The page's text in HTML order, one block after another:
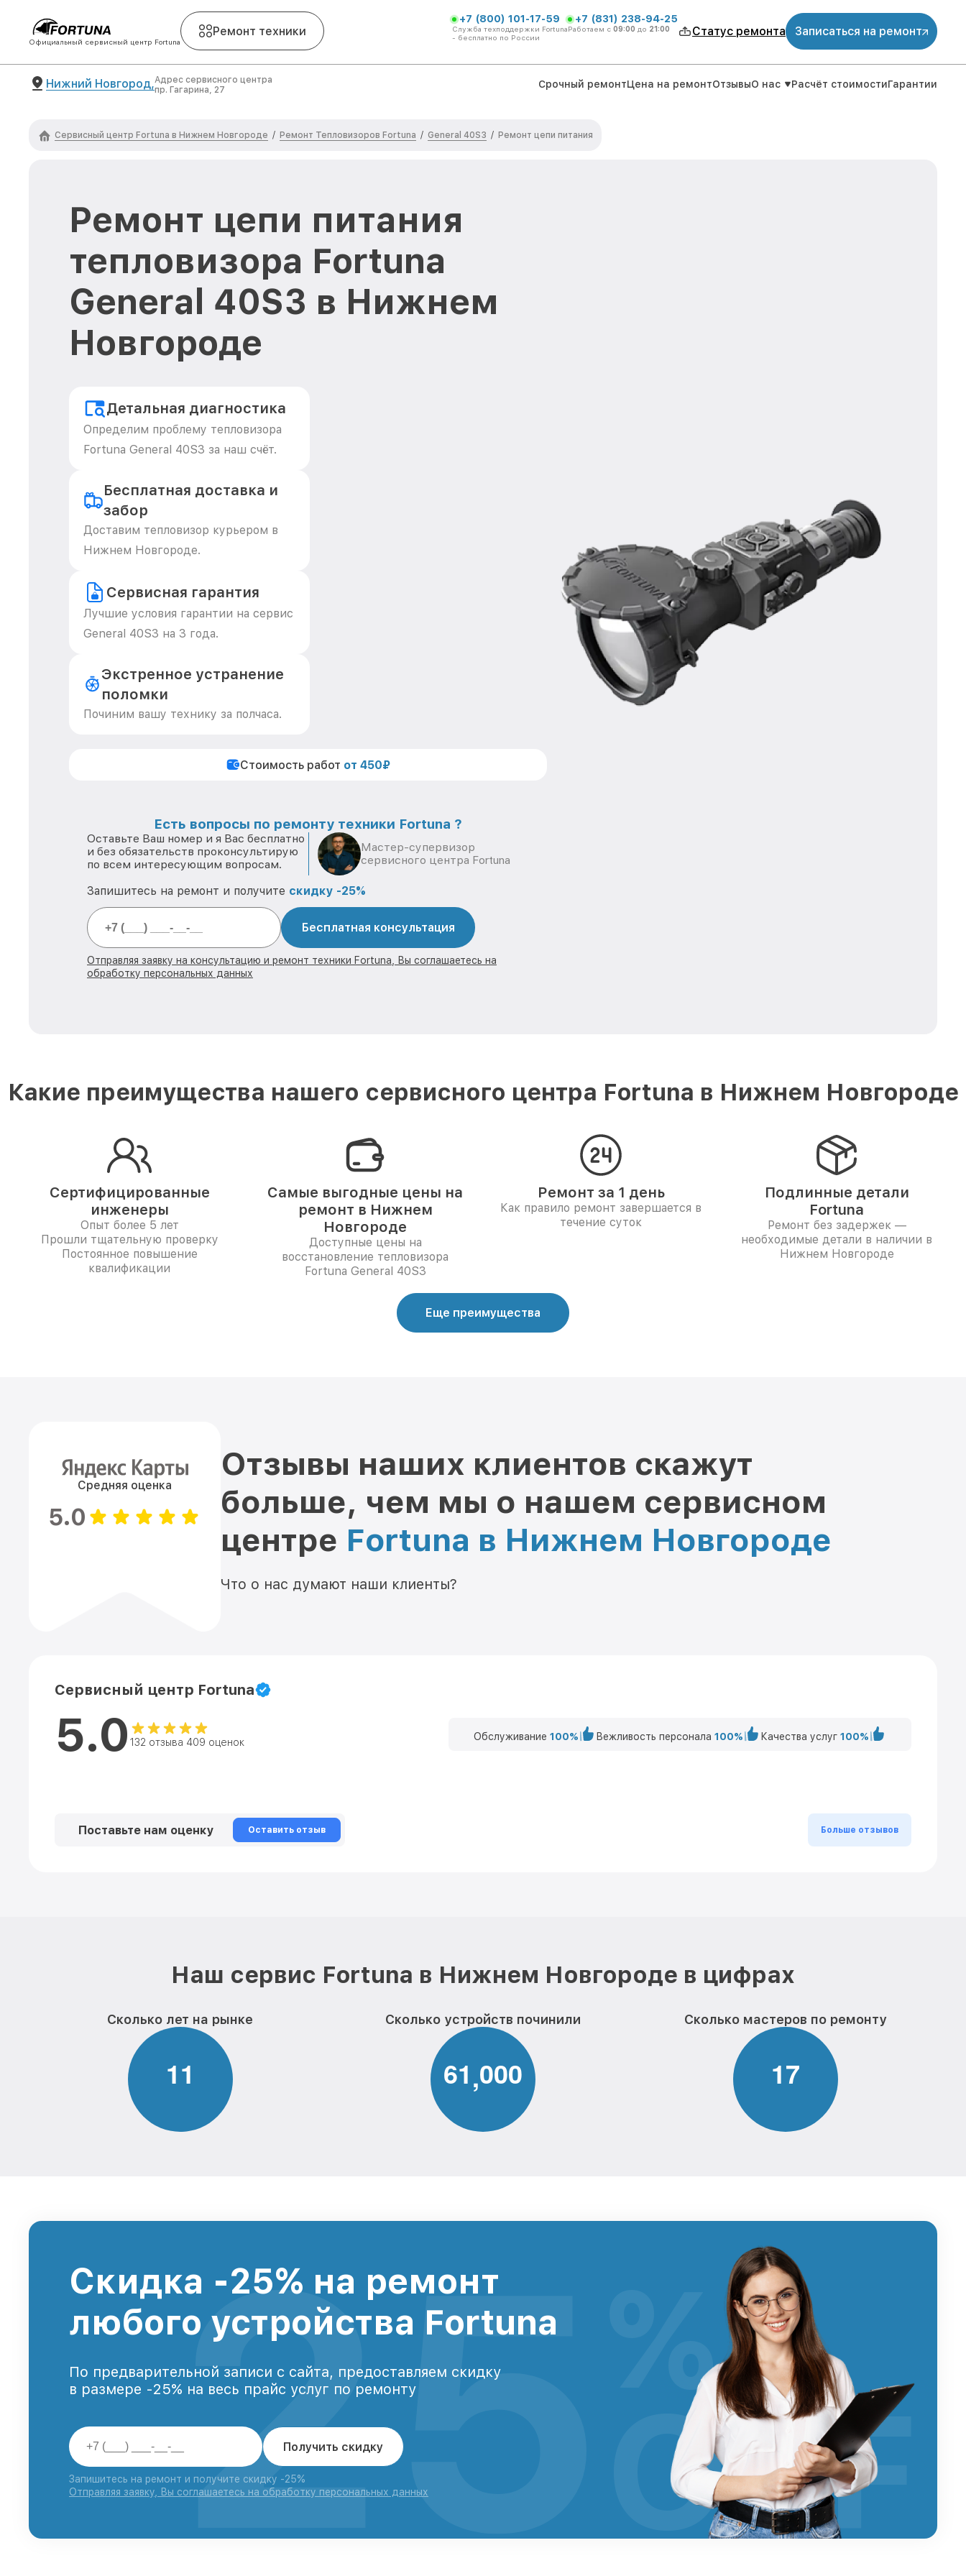
Официальный сервисный центр Fortuna
Ремонт техники
+7 (800) 101-17-59
Служба техподдержки Fortuna
- бесплатно по России
+7 (831) 238-94-25
Работаем с 09:00 до 21:00 Статус ремонта Записаться на ремонт
Нижний Новгород,Адрес сервисного центра
пр. Гагарина, 27
Срочный ремонтЦена на ремонтОтзывыО нас Расчёт стоимостиГарантии
Сервисный центр Fortuna в Нижнем Новгороде / Ремонт Тепловизоров Fortuna / General 40S3 / Ремонт цепи питания
Ремонт цепи питания
тепловизора Fortuna
General 40S3 в Нижнем
Новгороде
Детальная диагностика
Определим проблему тепловизора
Fortuna General 40S3 за наш счёт.
Бесплатная доставка и
забор
Доставим тепловизор курьером в
Нижнем Новгороде.
Сервисная гарантия
Лучшие условия гарантии на сервис
General 40S3 на 3 года.
Экстренное устранение
поломки
Починим вашу технику за полчаса.
Стоимость работ от 450₽
Есть вопросы по ремонту техники Fortuna ?
Оставьте Ваш номер и я Вас бесплатно
и без обязательств проконсультирую
по всем интересующим вопросам.
Мастер-супервизор
сервисного центра Fortuna
Запишитесь на ремонт и получите скидку -25%
Бесплатная консультация
Отправляя заявку на консультацию и ремонт техники Fortuna, Вы соглашаетесь на
обработку персональных данных
Какие преимущества нашего сервисного центра Fortuna в Нижнем Новгороде
Сертифицированные
инженеры
Опыт более 5 лет
Прошли тщательную проверку
Постоянное повышение
квалификации
Самые выгодные цены на
ремонт в Нижнем
Новгороде
Доступные цены на
восстановление тепловизора
Fortuna General 40S3
Ремонт за 1 день
Как правило ремонт завершается в
течение суток
Подлинные детали
Fortuna
Ремонт без задержек —
необходимые детали в наличии в
Нижнем Новгороде
Еще преимущества
Средняя оценка
5.0
Отзывы наших клиентов скажут
больше, чем мы о нашем сервисном
центре Fortuna в Нижнем Новгороде
Что о нас думают наши клиенты?
Сервисный центр Fortuna
5.0 132 отзыва 409 оценок Обслуживание 100% Вежливость персонала 100% Качества услуг 100%
Поставьте нам оценку Оставить отзыв Больше отзывов
Наш сервис Fortuna в Нижнем Новгороде в цифрах
Сколько лет на рынке
11
Сколько устройств починили
61,000
Сколько мастеров по ремонту
17
Скидка -25% на ремонт
любого устройства Fortuna
По предварительной записи с сайта, предоставляем скидку
в размере -25% на весь прайс услуг по ремонту
Получить скидку
Запишитесь на ремонт и получите скидку -25%
Отправляя заявку, Вы соглашаетесь на обработку персональных данных
25 %
OFF